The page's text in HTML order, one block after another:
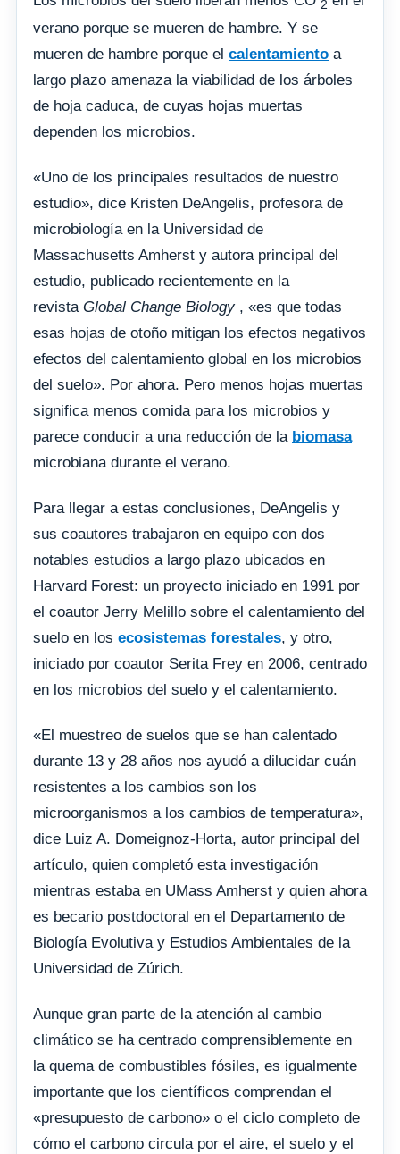
2
verano porque se mueren de hambre. Y se
mueren de hambre porque el calentamiento a
largo plazo amenaza la viabilidad de los árboles
de hoja caduca, de cuyas hojas muertas
dependen los microbios.
«Uno de los principales resultados de nuestro
estudio», dice Kristen DeAngelis, profesora de
microbiología en la Universidad de
Massachusetts Amherst y autora principal del
estudio, publicado recientemente en la
revista Global Change Biology, «es que todas
esas hojas de otoño mitigan los efectos negativos
efectos del calentamiento global en los microbios
del suelo». Por ahora. Pero menos hojas muertas
significa menos comida para los microbios y
parece conducir a una reducción de la biomasa
microbiana durante el verano.
Para llegar a estas conclusiones, DeAngelis y
sus coautores trabajaron en equipo con dos
notables estudios a largo plazo ubicados en
Harvard Forest: un proyecto iniciado en 1991 por
el coautor Jerry Melillo sobre el calentamiento del
suelo en los ecosistemas forestales, y otro,
iniciado por coautor Serita Frey en 2006, centrado
en los microbios del suelo y el calentamiento.
«El muestreo de suelos que se han calentado
durante 13 y 28 años nos ayudó a dilucidar cuán
resistentes a los cambios son los
microorganismos a los cambios de temperatura»,
dice Luiz A. Domeignoz-Horta, autor principal del
artículo, quien completó esta investigación
mientras estaba en UMass Amherst y quien ahora
es becario postdoctoral en el Departamento de
Biología Evolutiva y Estudios Ambientales de la
Universidad de Zúrich.
Aunque gran parte de la atención al cambio
climático se ha centrado comprensiblemente en
la quema de combustibles fósiles, es igualmente
importante que los científicos comprendan el
«presupuesto de carbono» o el ciclo completo de
cómo el carbono circula por el aire, el suelo y el